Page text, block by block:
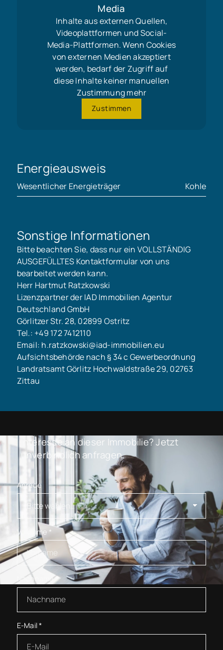
Media
Inhalte aus externen Quellen,
Videoplattformen und Social-
Media-Plattformen. Wenn Cookies
von externen Medien akzeptiert
werden, bedarf der Zugriff auf
diese Inhalte keiner manuellen
Zustimmung mehr
Zustimmen
Energieausweis
Wesentlicher Energieträger Kohle
Sonstige Informationen
Bitte beachten Sie, dass nur ein VOLLSTÄNDIG
AUSGEFÜLLTES Kontaktformular von uns
bearbeitet werden kann.
Herr Hartmut Ratzkowski
Lizenzpartner der IAD Immobilien Agentur
Deutschland GmbH
Görlitzer Str. 28, 02899 Ostritz
Tel.: +49 172 7412110
Email: h.ratzkowski@iad-immobilien.eu
Aufsichtsbehörde nach § 34 c Gewerbeordnung
Landratsamt Görlitz Hochwaldstraße 29, 02763
Zittau
Interesse an dieser Immobilie? Jetzt
unverbindlich anfragen.
Anrede
Vorname *
Nachname*
E-Mail*